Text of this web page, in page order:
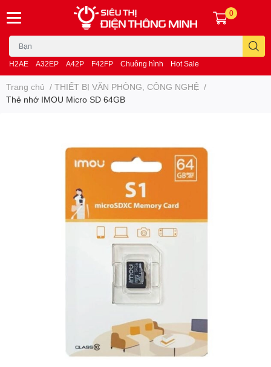
H2AE A32EP A42P F42FP Chuông hình Hot Sale
0
Trang chủ / THIẾT BỊ VĂN PHÒNG, CÔNG NGHỆ /
Thẻ nhớ IMOU Micro SD 64GB